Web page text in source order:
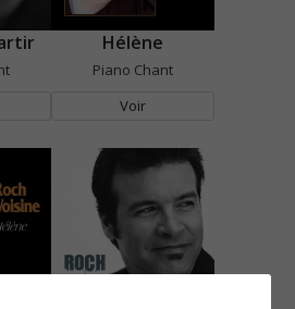
Hélène
Piano Chant
Voir